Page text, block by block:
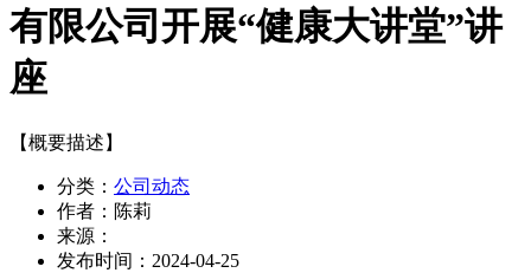
有限公司开展“健康大讲堂”讲
座
【概要描述】
分类： 公司动态
作者： 陈莉
来源：
发布时间： 2024-04-25